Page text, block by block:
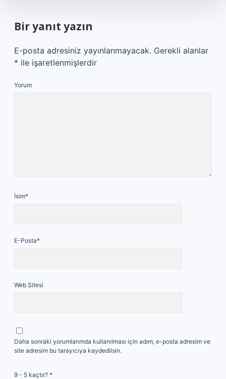
Bir yanıt yazın
E-posta adresiniz yayınlanmayacak. Gerekli alanlar
* ile işaretlenmişlerdir
Yorum
İsim*
E-Posta*
Web Sitesi
Daha sonraki yorumlarımda kullanılması için adım, e-posta adresim ve
site adresim bu tarayıcıya kaydedilsin.
9 - 5 kaçtır? *